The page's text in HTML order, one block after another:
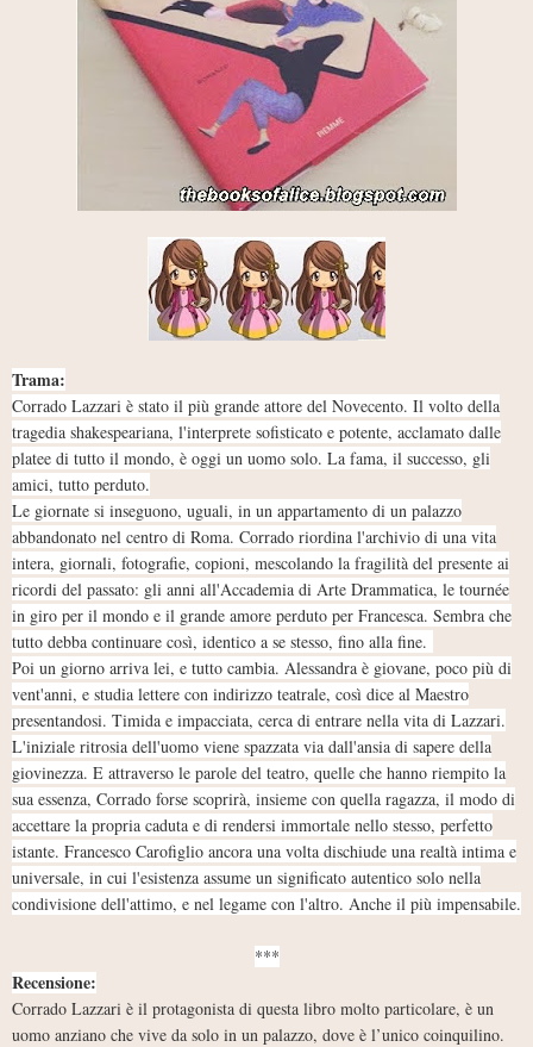
Trama:
Corrado Lazzari è stato il più grande attore del Novecento. Il volto della
tragedia shakespeariana, l'interprete sofisticato e potente, acclamato dalle
platee di tutto il mondo, è oggi un uomo solo. La fama, il successo, gli
amici, tutto perduto.
Le giornate si inseguono, uguali, in un appartamento di un palazzo
abbandonato nel centro di Roma. Corrado riordina l'archivio di una vita
intera, giornali, fotografie, copioni, mescolando la fragilità del presente ai
ricordi del passato: gli anni all'Accademia di Arte Drammatica, le tournée
in giro per il mondo e il grande amore perduto per Francesca. Sembra che
tutto debba continuare così, identico a se stesso, fino alla fine.
Poi un giorno arriva lei, e tutto cambia. Alessandra è giovane, poco più di
vent'anni, e studia lettere con indirizzo teatrale, così dice al Maestro
presentandosi. Timida e impacciata, cerca di entrare nella vita di Lazzari.
L'iniziale ritrosia dell'uomo viene spazzata via dall'ansia di sapere della
giovinezza. E attraverso le parole del teatro, quelle che hanno riempito la
sua essenza, Corrado forse scoprirà, insieme con quella ragazza, il modo di
accettare la propria caduta e di rendersi immortale nello stesso, perfetto
istante. Francesco Carofiglio ancora una volta dischiude una realtà intima e
universale, in cui l'esistenza assume un significato autentico solo nella
condivisione dell'attimo, e nel legame con l'altro. Anche il più impensabile.
***
Recensione:
Corrado Lazzari è il protagonista di questa libro molto particolare, è un
uomo anziano che vive da solo in un palazzo, dove è l’unico coinquilino.